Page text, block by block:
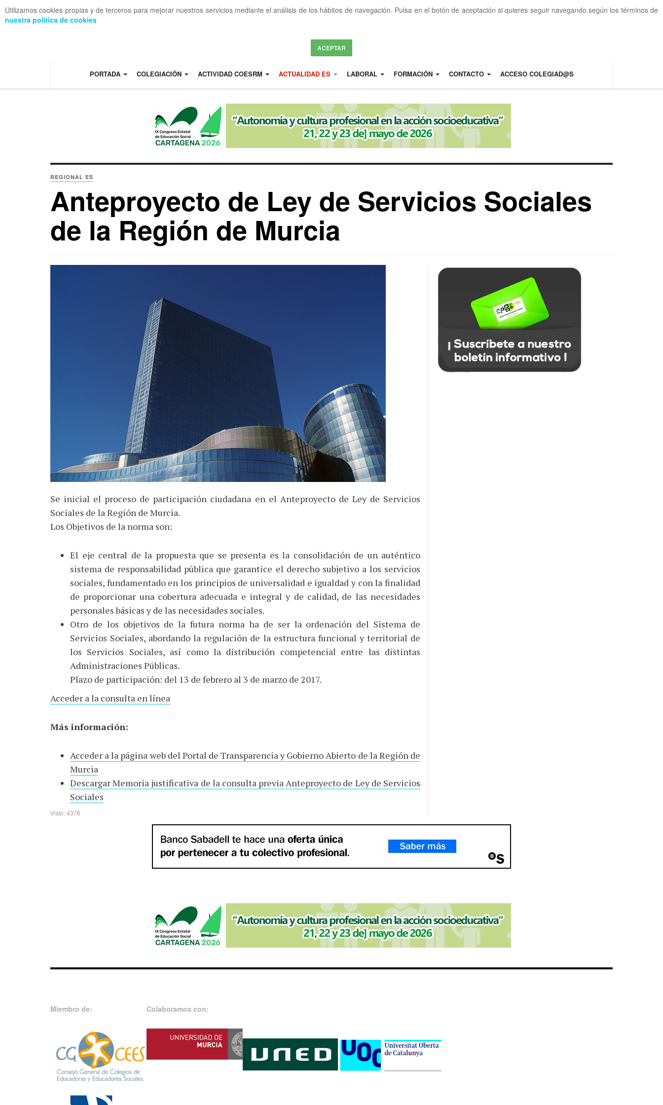
Utilizamos cookies propias y de terceros para mejorar nuestros servicios mediante el análisis de los hábitos de navegación. Pulsa en el botón de aceptación si quieres seguir navegando según los términos de
nuestra política de cookies
ACEPTAR
PORTADA COLEGIACIÓN ACTIVIDAD COESRM ACTUALIDAD ES LABORAL FORMACIÓN CONTACTO ACCESO COLEGIAD@S
REGIONAL ES
Anteproyecto de Ley de Servicios Sociales
de la Región de Murcia
Se inicial el proceso de participación ciudadana en el Anteproyecto de Ley de Servicios
Sociales de la Región de Murcia.
Los Objetivos de la norma son:
El eje central de la propuesta que se presenta es la consolidación de un auténtico
sistema de responsabilidad pública que garantice el derecho subjetivo a los servicios
sociales, fundamentado en los principios de universalidad e igualdad y con la finalidad
de proporcionar una cobertura adecuada e integral y de calidad, de las necesidades
personales básicas y de las necesidades sociales.
Otro de los objetivos de la futura norma ha de ser la ordenación del Sistema de
Servicios Sociales, abordando la regulación de la estructura funcional y territorial de
los Servicios Sociales, así como la distribución competencial entre las distintas
Administraciones Públicas.
Plazo de participación: del 13 de febrero al 3 de marzo de 2017.
Acceder a la consulta en línea
Más información:
Acceder a la página web del Portal de Transparencia y Gobierno Abierto de la Región de
Murcia
Descargar Memoria justificativa de la consulta previa Anteproyecto de Ley de Servicios
Sociales
Visto: 4376
Miembro de: Colaboramos con: